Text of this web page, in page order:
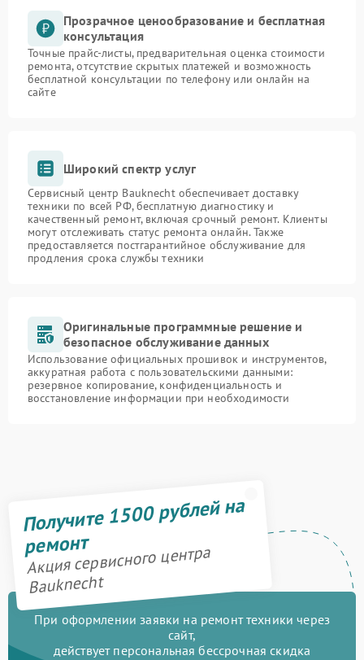
Прозрачное ценообразование и бесплатная
консультация
Точные прайс-листы, предварительная оценка стоимости
ремонта, отсутствие скрытых платежей и возможность
бесплатной консультации по телефону или онлайн на
сайте
Широкий спектр услуг
Сервисный центр Bauknecht обеспечивает доставку
техники по всей РФ, бесплатную диагностику и
качественный ремонт, включая срочный ремонт. Клиенты
могут отслеживать статус ремонта онлайн. Также
предоставляется постгарантийное обслуживание для
продления срока службы техники
Оригинальные программные решение и
безопасное обслуживание данных
Использование официальных прошивок и инструментов,
аккуратная работа с пользовательскими данными:
резервное копирование, конфиденциальность и
восстановление информации при необходимости
Получите 1500 рублей на
ремонт
Акция сервисного центра
Bauknecht
При оформлении заявки на ремонт техники через
сайт,
действует персональная бессрочная скидка